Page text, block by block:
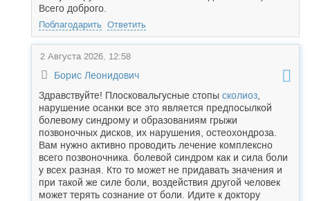
Всего доброго.
Поблагодарить Ответить
2 Августа 2026, 12:58
Борис Леонидович
Здравствуйте! Плосковальгусные стопы сколиоз
нарушение осанки все это является предпосылкой
болевому синдрому и образованиям грыжи
позвоночных дисков, их нарушения, остеохондроза.
Вам нужно активно проводить лечение комплексно
всего позвоночника. болевой синдром как и сила боли
у всех разная. Кто то может не придавать значения и
при такой же силе боли, воздействия другой человек
может терять сознание от боли. Идите к доктору